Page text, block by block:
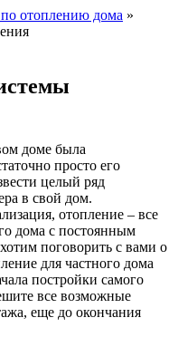
отоплению дома »
доме была
просто его
целый ряд
в свой дом.
отопление – все
дома с постоянным
поговорить с вами о
для частного дома
постройки самого
все возможные
еще до окончания